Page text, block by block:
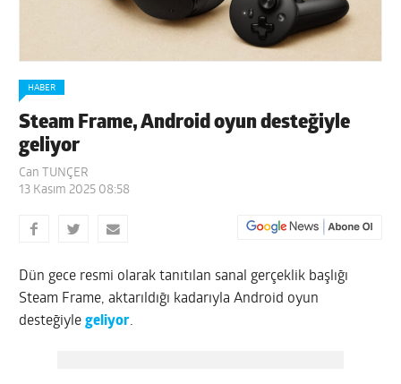
HABER
Steam Frame, Android oyun desteğiyle
geliyor
Can TUNÇER
13 Kasım 2025 08:58
Dün gece resmi olarak tanıtılan sanal gerçeklik başlığı
Steam Frame, aktarıldığı kadarıyla Android oyun
desteğiylegeliyor.